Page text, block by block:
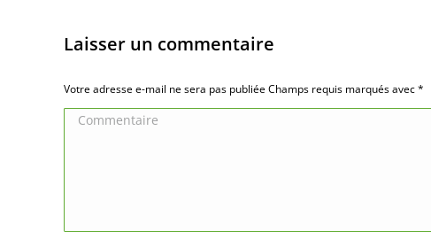
Laisser un commentaire
Votre adresse e-mail ne sera pas publiée Champs requis marqués avec*
Commentaire